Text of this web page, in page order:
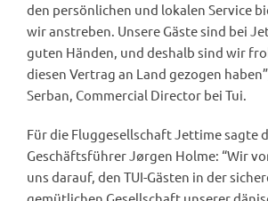
den persönlichen und lokalen Service
wir anstreben. Unsere Gäste sind bei
guten Händen, und deshalb sind wir
diesen Vertrag an Land gezogen
Serban, Commercial Director bei Tui.
Für die Fluggesellschaft Jettime sagte
Geschäftsführer Jørgen Holme: “Wir
uns darauf, den TUI-Gästen in der